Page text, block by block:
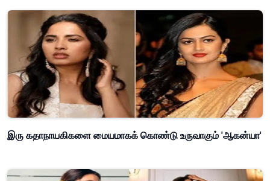
இரு கதாநாயகிகளை மையமாகக் கொண்டு உருவாகும் 'ஆகன்யா'